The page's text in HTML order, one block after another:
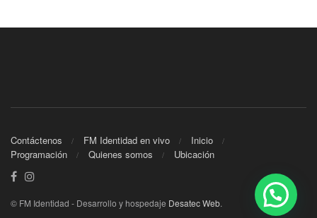
Contáctenos FM Identidad en vivo
Inicio
Programación
Quienes somos Ubicación
© FM Identidad - Desarrollo y hospedaje Desatec Web.